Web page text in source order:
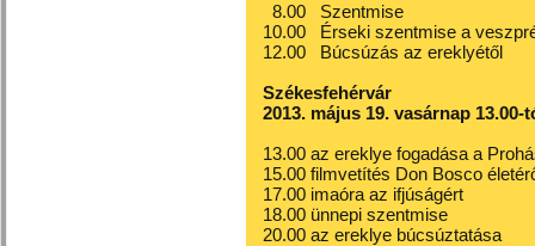
8.00 Szentmise
10.00 Érseki szentmise a
12.00 Búcsúzás az ereklyétől
Székesfehérvár
2013. május 19. vasárnap 13.00-
13.00 az ereklye fogadása a
15.00 filmvetítés Don Bosco
17.00 imaóra az ifjúságért
18.00 ünnepi szentmise
20.00 az ereklye búcsúztatása